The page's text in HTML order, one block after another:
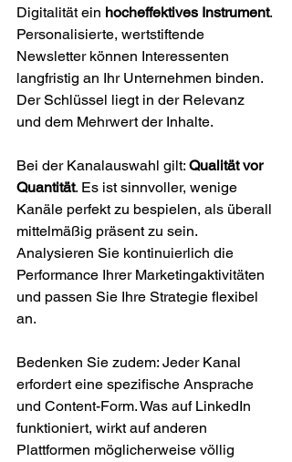
Digitalität ein hocheffektives Instrument.
Personalisierte, wertstiftende
Newsletter können Interessenten
langfristig an Ihr Unternehmen binden.
Der Schlüssel liegt in der Relevanz
und dem Mehrwert der Inhalte.
Bei der Kanalauswahl gilt: Qualität vor
Quantität. Es ist sinnvoller, wenige
Kanäle perfekt zu bespielen, als überall
mittelmäßig präsent zu sein.
Analysieren Sie kontinuierlich die
Performance Ihrer Marketingaktivitäten
und passen Sie Ihre Strategie flexibel
an.
Bedenken Sie zudem: Jeder Kanal
erfordert eine spezifische Ansprache
und Content-Form. Was auf LinkedIn
funktioniert, wirkt auf anderen
Plattformen möglicherweise völlig